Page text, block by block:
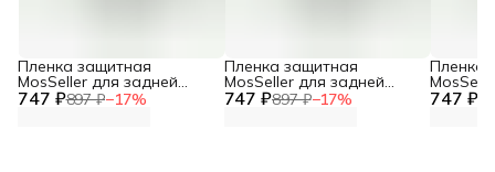
747 ₽897 ₽−17%
Пленка защитная
MosSeller для задней
панели для OnePlus Nord 747 ₽897 ₽−17%
Пленка защитная
MosSeller для задней
панели для OnePlus Nord 747 ₽
Пленка
панели